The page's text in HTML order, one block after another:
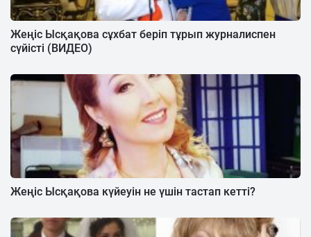
Жеңіс Ысқақова сұxбат беріп тұрып журналиспен
сүйісті (ВИДЕО)
Жеңіс Ысқақова күйеуін не үшін тастап кетті?